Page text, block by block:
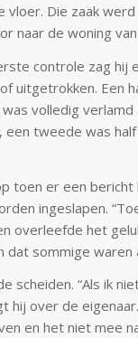
Die zaak
naar de woning
controle zag
uitgetrokken. Een
volledig
tweede was
toen er een
ingeslapen.
overleefde het
dat sommige waren
scheiden. “Als ik
hij over de
en het niet mee